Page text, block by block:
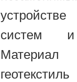
систем и